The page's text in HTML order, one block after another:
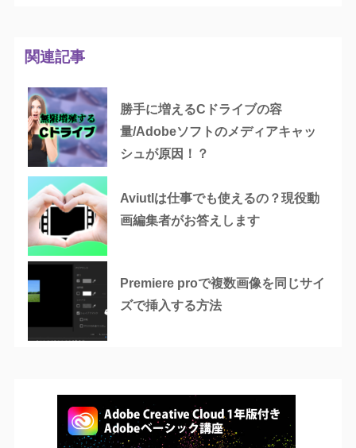
関連記事
勝手に増えるCドライブの容
量/Adobeソフトのメディアキャッ
シュが原因！？
Aviutlは仕事でも使えるの？現役動
画編集者がお答えします
Premiere proで複数画像を同じサイ
ズで挿入する方法